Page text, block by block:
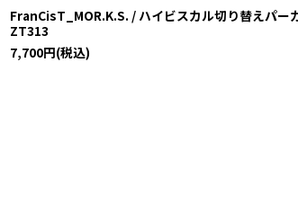
FranCisT_MOR.K.S. / ハイビスカル切り替えパ
ZT313
7,700円(税込)